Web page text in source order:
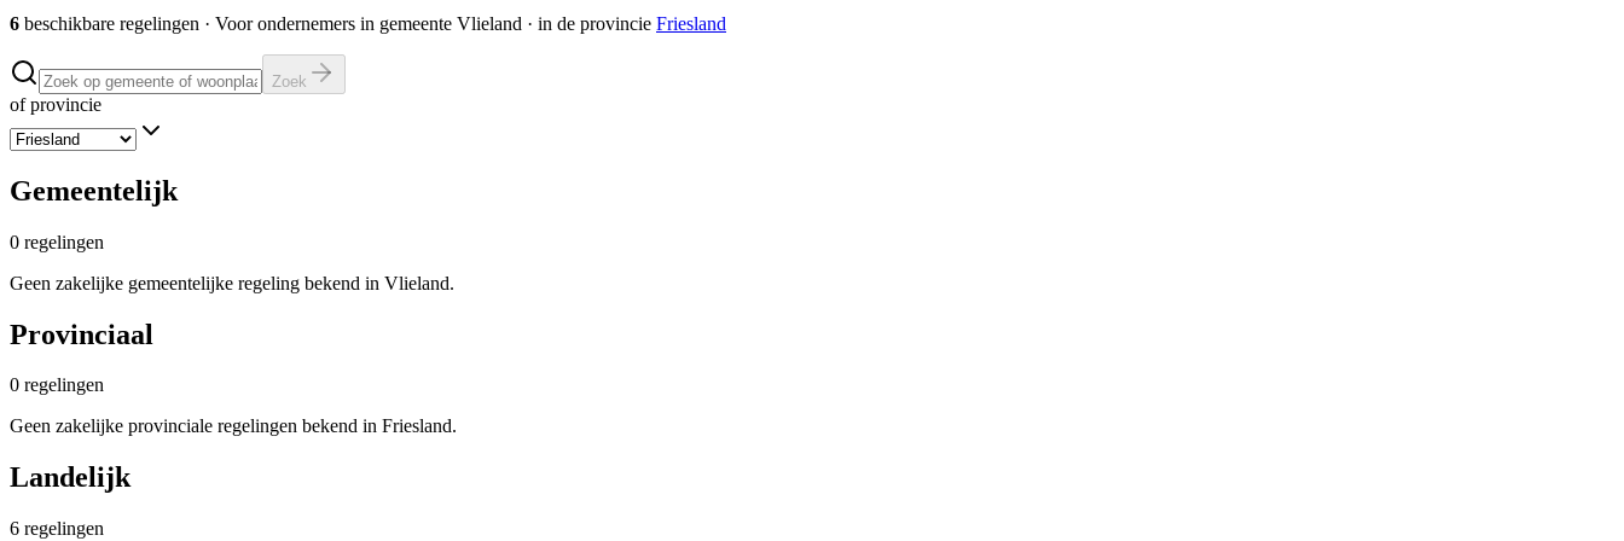
6 beschikbare regelingen · Voor ondernemers in gemeente Vlieland · in de provincie Friesland
Zoek
of provincie
Gemeentelijk
0 regelingen
Geen zakelijke gemeentelijke regeling bekend in Vlieland.
Provinciaal
0 regelingen
Geen zakelijke provinciale regelingen bekend in Friesland.
Landelijk
6 regelingen